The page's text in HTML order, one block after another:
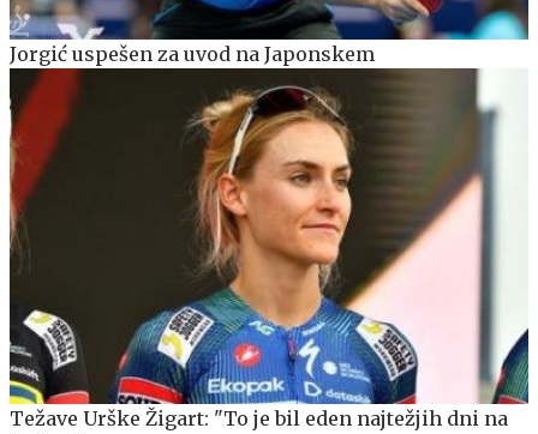
Jorgić uspešen za uvod na Japonskem
Težave Urške Žigart: "To je bil eden najtežjih dni na